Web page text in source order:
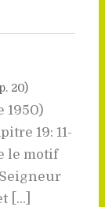
20)
1950)
19: 11-
le motif
[...]